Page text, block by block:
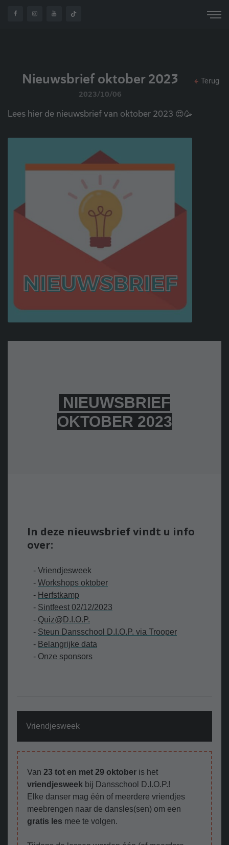
HOME OVER
Nieuwsbrief oktober 2023
2023/10/06
Lees hier de nieuwsbrief van oktober 2023 😍🥳
Terug
NIEUWSBRIEF
OKTOBER 2023
In deze nieuwsbrief vindt u info
over:
- Vriendjesweek
- Workshops oktober
- Herfstkamp
- Sintfeest 02/12/2023
- Quiz@D.I.O.P.
- Steun Dansschool D.I.O.P. via Trooper
- Belangrijke data
- Onze sponsors
Vriendjesweek
Van 23 tot en met 29 oktober is het
vriendjesweek bij Dansschool D.I.O.P.!
Elke danser mag één of meerdere vriendjes
meebrengen naar de dansles(sen) om een
gratis les mee te volgen.